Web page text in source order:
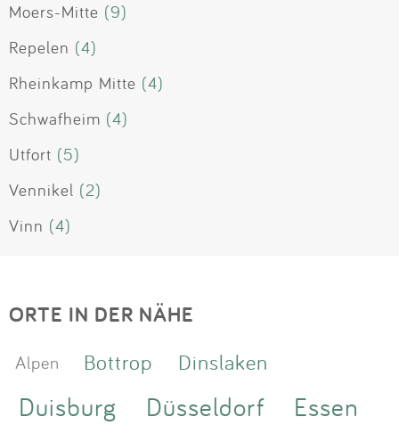
Moers-Mitte (9)
Repelen (4)
Rheinkamp Mitte (4)
Schwafheim (4)
Utfort (5)
Vennikel (2)
Vinn (4)
ORTE IN DER NÄHE
Alpen Bottrop Dinslaken
Duisburg Düsseldorf Essen